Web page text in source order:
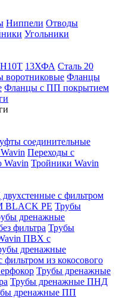
Ниппели Отводы
Угольники
13ХФА Сталь 20
воротниковые Фланцы
Фланцы с ПП покрытием
соединительные
Переходы с
Wavin Тройники Wavin
с фильтром
BLACK PE Трубы
дренажные
фильтра Трубы
ПВХ с
дренажные
из кокосового
Трубы дренажные
Трубы дренажные ПНД
дренажные ПП